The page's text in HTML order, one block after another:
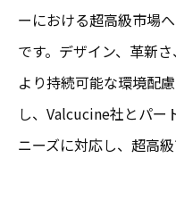
ーにおける超高級市場
です。デザイン、革新
より持続可能な環境配
し、Valcucine社とパー
ニーズに対応し、超高